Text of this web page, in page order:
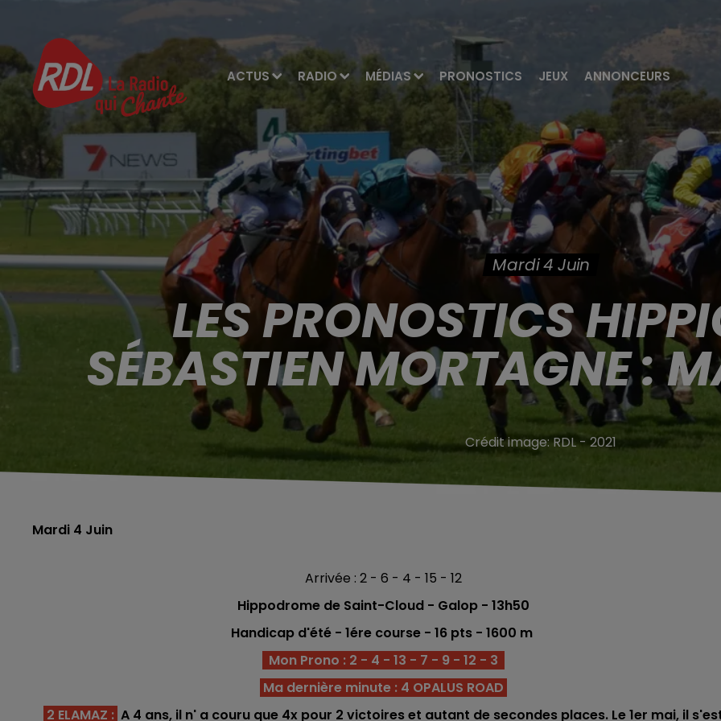
ACTUS RADIO MÉDIAS PRONOSTICS JEUX ANNONCEURS
Mardi 4 Juin
LES PRONOSTICS
SÉBASTIEN MORTAGNE :
Crédit image:RDL - 2021
Mardi 4 Juin
Arrivée : 2 - 6 - 4 - 15 - 12
Hippodrome de Saint-Cloud - Galop - 13h50
Handicap d'été - 1ére course - 16 pts - 1600 m
Mon Prono : 2 - 4 - 13 - 7 - 9 - 12 - 3
Ma dernière minute : 4 OPALUS ROAD
2 ELAMAZ : A 4 ans, il n' a couru que 4x pour 2 victoires et autant de secondes places. Le 1er mai, il